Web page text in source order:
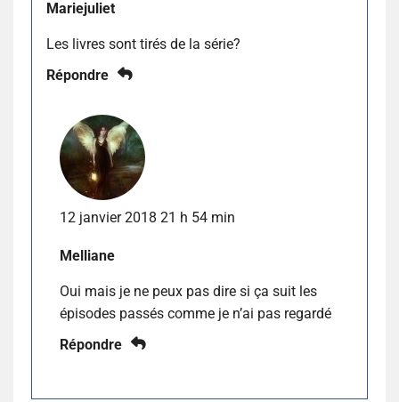
Mariejuliet
Les livres sont tirés de la série?
Répondre
12 janvier 2018 21 h 54 min
Melliane
Oui mais je ne peux pas dire si ça suit les
épisodes passés comme je n’ai pas regardé
Répondre